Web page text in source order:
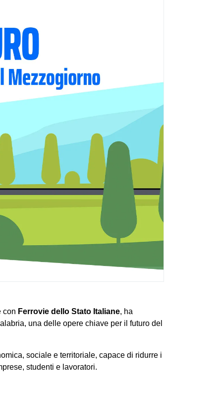
con Ferrovie dello Stato Italiane, ha
una delle opere chiave per il futuro del
sociale e territoriale, capace di ridurre i
studenti e lavoratori.